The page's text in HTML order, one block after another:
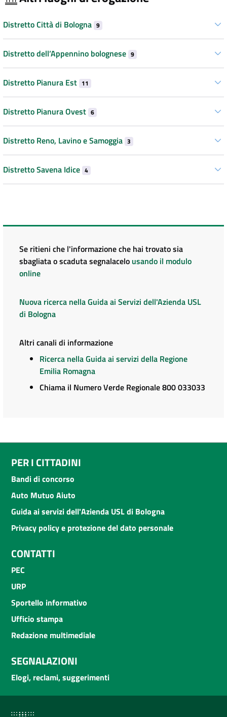
Distretto Città di Bologna 9
Distretto dell’Appennino bolognese 9
Distretto Pianura Est 11
Distretto Pianura Ovest 6
Distretto Reno, Lavino e Samoggia 3
Distretto Savena Idice 4
Se ritieni che l'informazione che hai trovato sia
sbagliata o scaduta segnalacelo usando il modulo
online
Nuova ricerca nella Guida ai Servizi dell'Azienda USL
di Bologna
Altri canali di informazione
Ricerca nella Guida ai servizi della Regione
Emilia Romagna
Chiama il Numero Verde Regionale 800 033033
PER I CITTADINI
Bandi di concorso
Auto Mutuo Aiuto
Guida ai servizi dell'Azienda USL di Bologna
Privacy policy e protezione del dato personale
CONTATTI
PEC
URP
Sportello informativo
Ufficio stampa
Redazione multimediale
SEGNALAZIONI
Elogi, reclami, suggerimenti